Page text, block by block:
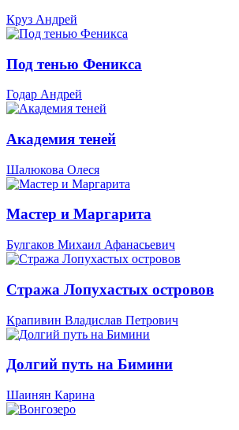
Круз Андрей
Под тенью Феникса
Годар Андрей
Академия теней
Шалюкова Олеся
Мастер и Маргарита
Булгаков Михаил Афанасьевич
Стража Лопухастых островов
Крапивин Владислав Петрович
Долгий путь на Бимини
Шаинян Карина